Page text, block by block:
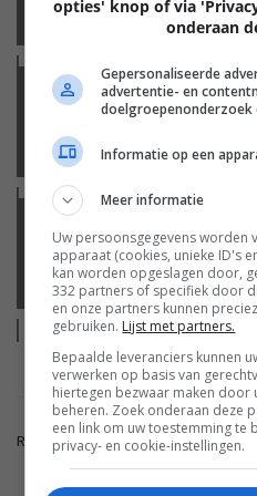
TEST: ROTEL T14
DRAADLOZE ANC
Lees meer
TEST: BOWERS & WILKINS
Leesmeer
Reacties zijn gesloten.
opties' knop of via
onderaan
Gepersonaliseerde
advertentie- en
doelgroepenonderzoek
Informatie op een
Meer informatie
Uw persoonsgegevens worden
apparaat (cookies, unieke ID's
kan worden opgeslagen door,
332 partners of specifiek door
en onze partners kunnen
gebruiken. Lijst met partners.
Bepaalde leveranciers kunnen
verwerken op basis van
hiertegen bezwaar maken door
beheren. Zoek onderaan deze
een link om uw toestemming te
privacy- en cookie-instellingen.